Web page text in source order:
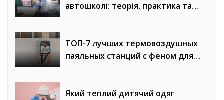
автошколі: теорія, практика та
ТОП-7 лучших термовоздушных
паяльных станций с феном для
Який теплий дитячий одяг